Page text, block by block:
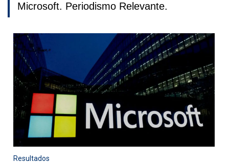
Microsoft. Periodismo Relevante.
Resultados